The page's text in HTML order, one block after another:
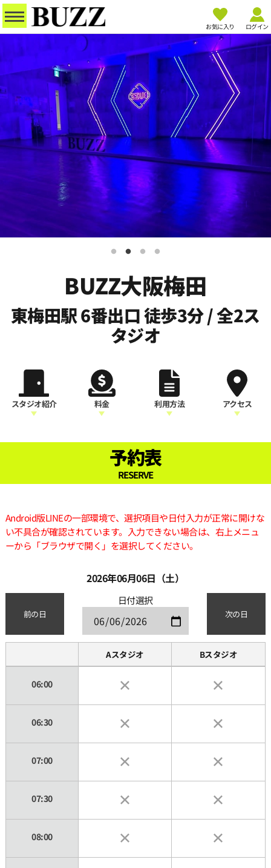
お気に入り ログイン
BUZZ大阪梅田
東梅田駅 6番出口 徒歩3分 / 全2ス
タジオ
スタジオ紹介 料金 利用方法 アクセス
予約表
RESERVE
Android版LINEの一部環境で、選択項目や日付入力が正常に開けな
い不具合が確認されています。入力できない場合は、右上メニュ
ーから「ブラウザで開く」を選択してください。
2026年06月06日（土）
前の日
日付選択
次の日
Aスタジオ Bスタジオ
06:00
06:30
07:00
07:30
08:00